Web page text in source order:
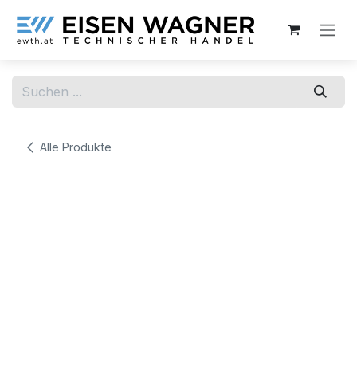
Alle Produkte